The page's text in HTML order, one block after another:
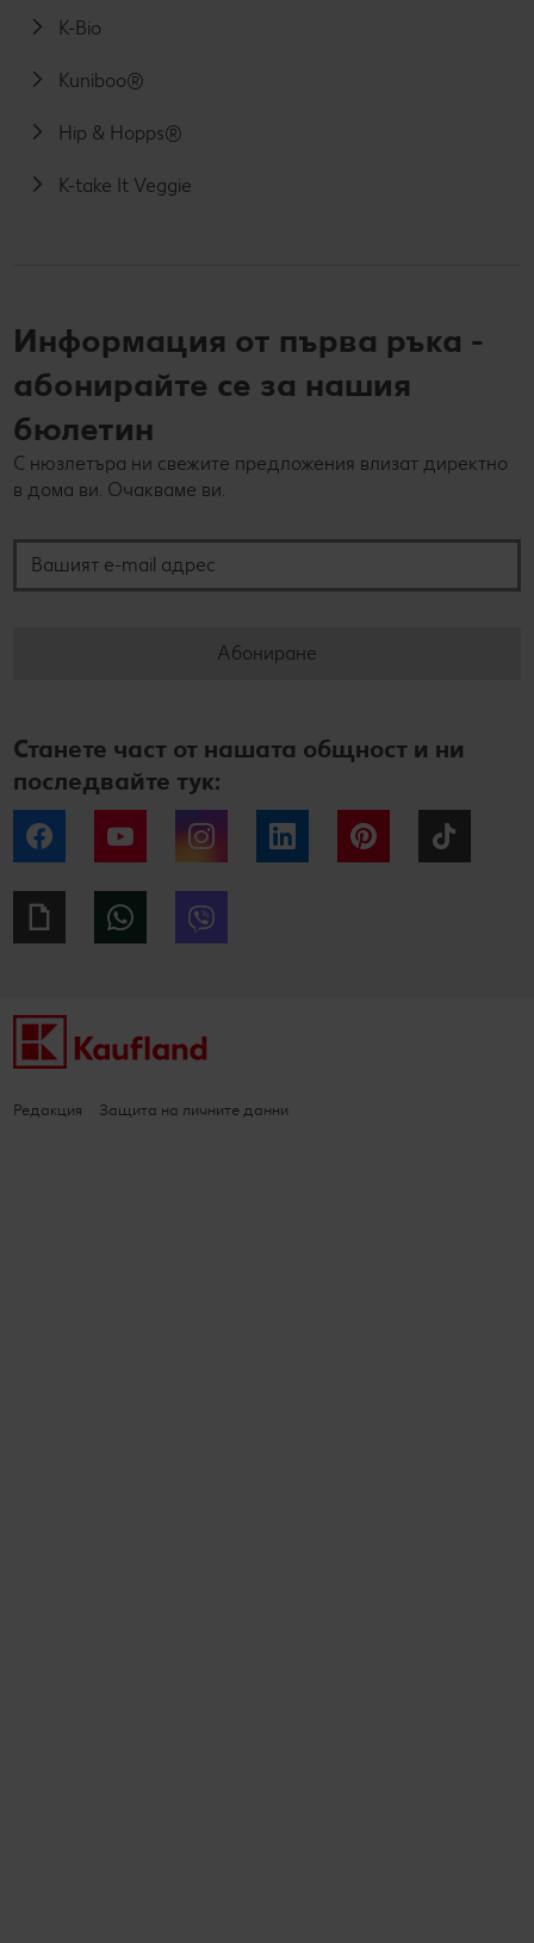
K-Bio
Kuniboo®
Hip & Hopps®
K-take It Veggie
Информация от първа ръка -
абонирайте се за нашия
бюлетин
С нюзлетъра ни свежите предложения влизат директно
в дома ви. Очакваме ви.
Абониране
Станете част от нашата общност и ни
последвайте тук:
Facebook YouTube Instagram LinkedIn Pinterest
Giphy WhatsApp
Редакция Защита на личните данни